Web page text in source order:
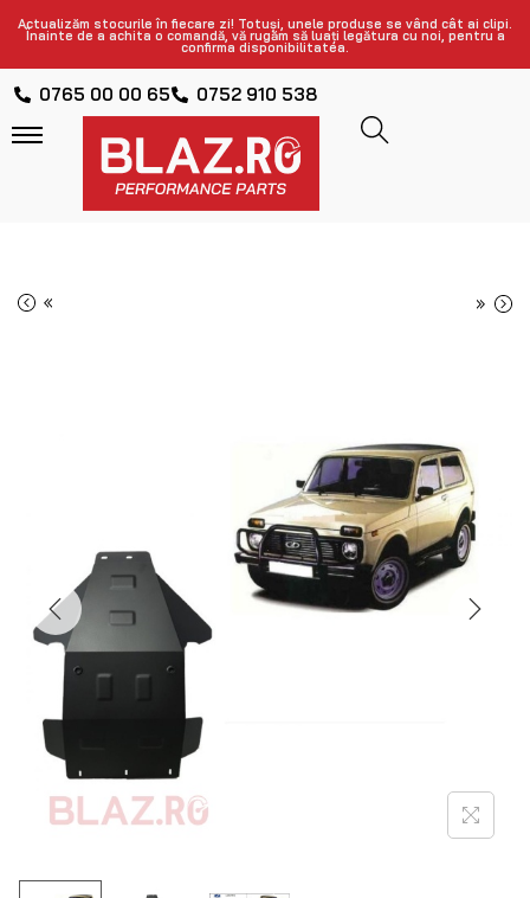
Actualizăm stocurile în fiecare zi! Totuși, unele produse se vând cât ai clipi.
Înainte de a achita o comandă, vă rugăm să luați legătura cu noi, pentru a
confirma disponibilitatea.
0765 00 00 65 0752 910 538
« »